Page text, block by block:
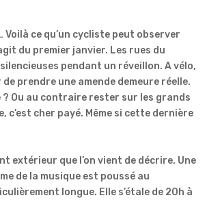
ce qu’un cycliste peut observer
du premier janvier. Les rues du
pendant un réveillon. A vélo,
prendre une amende demeure réelle.
Ou au contraire rester sur les grands
cher payé. Même si cette dernière
extérieur que l’on vient de décrire. Une
de la musique est poussé au
longue. Elle s’étale de 20h à